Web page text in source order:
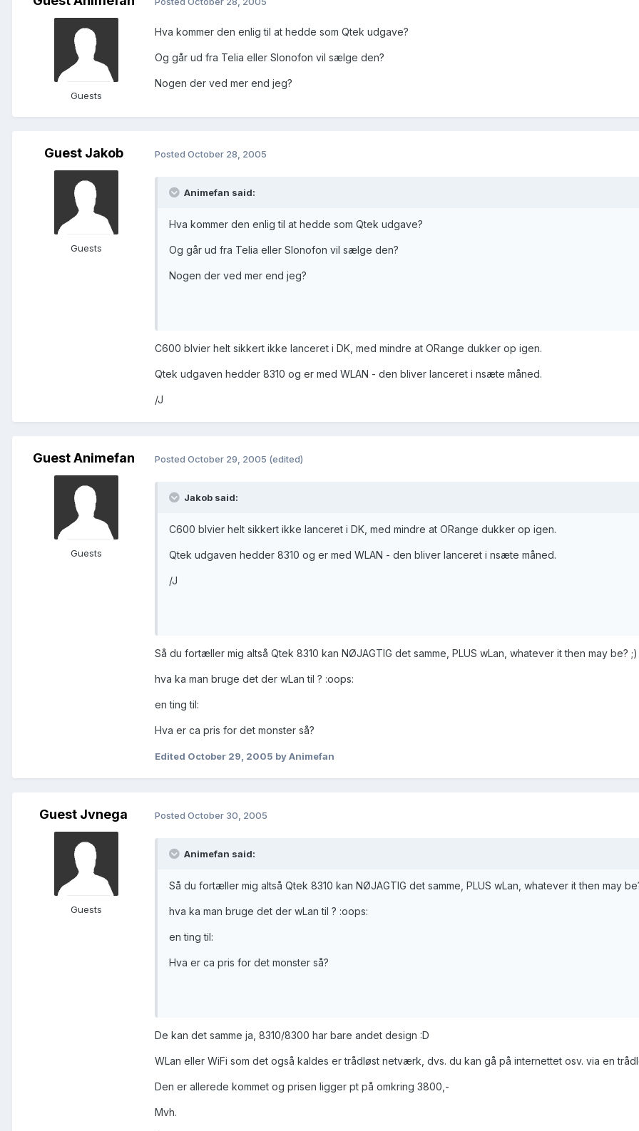
Guests
Hva kommer den enlig til at hedde som Qtek udgave?
Og går ud fra Telia eller Slonofon vil sælge den?
Nogen der ved mer end jeg?
Guest Jakob
Guests
Posted October 28, 2005
Animefan said:
Hva kommer den enlig til at hedde som Qtek udgave?
Og går ud fra Telia eller Slonofon vil sælge den?
Nogen der ved mer end jeg?
C600 blvier helt sikkert ikke lanceret i DK, med mindre at ORange dukker op igen.
Qtek udgaven hedder 8310 og er med WLAN - den bliver lanceret i nsæte måned.
/J
Guest Animefan
Guests
Posted October 29, 2005 (edited)
Jakob said:
C600 blvier helt sikkert ikke lanceret i DK, med mindre at ORange dukker op igen.
Qtek udgaven hedder 8310 og er med WLAN - den bliver lanceret i nsæte måned.
/J
Så du fortæller mig altså Qtek 8310 kan NØJAGTIG det samme, PLUS wLan, whatever it then may be? ;)
hva ka man bruge det der wLan til ? :oops:
en ting til:
Hva er ca pris for det monster så?
Edited October 29, 2005 by Animefan
Guest Jvnega
Guests
Posted October 30, 2005
Animefan said:
Så du fortæller mig altså Qtek 8310 kan NØJAGTIG det samme, PLUS wLan, whatever it then may
hva ka man bruge det der wLan til ? :oops:
en ting til:
Hva er ca pris for det monster så?
De kan det samme ja, 8310/8300 har bare andet design :D
WLan eller WiFi som det også kaldes er trådløst netværk, dvs. du kan gå på internettet osv. via en
Den er allerede kommet og prisen ligger pt på omkring 3800,-
Mvh.